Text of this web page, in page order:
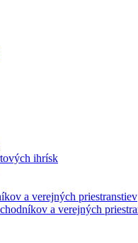
ihrísk
a verejných priestranstiev
a verejných